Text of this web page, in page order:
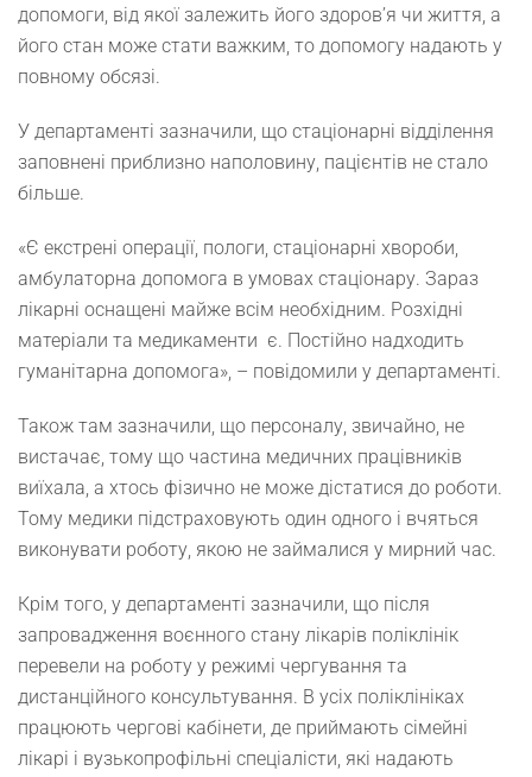
допомоги, від якої залежить його здоров’я чи життя, а
його стан може стати важким, то допомогу надають у
повному обсязі.
У департаменті зазначили, що стаціонарні відділення
заповнені приблизно наполовину, пацієнтів не стало
більше.
«Є екстрені операції, пологи, стаціонарні хвороби,
амбулаторна допомога в умовах стаціонару. Зараз
лікарні оснащені майже всім необхідним. Розхідні
матеріали та медикаменти є. Постійно надходить
гуманітарна допомога», – повідомили у департаменті.
Також там зазначили, що персоналу, звичайно, не
вистачає, тому що частина медичних працівників
виїхала, а хтось фізично не може дістатися до роботи.
Тому медики підстраховують один одного і вчяться
виконувати роботу, якою не займалися у мирний час.
Крім того, у департаменті зазначили, що після
запровадження воєнного стану лікарів поліклінік
перевели на роботу у режимі чергування та
дистанційного консультування. В усіх поліклініках
працюють чергові кабінети, де приймають сімейні
лікарі і вузькопрофільні спеціалісти, які надають